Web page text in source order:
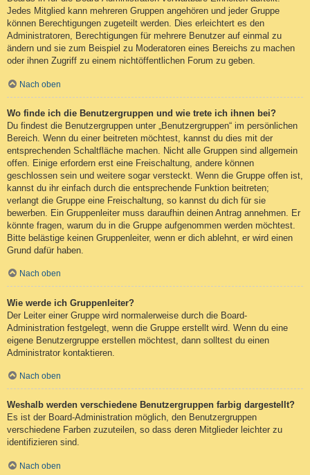
Jedes Mitglied kann mehreren Gruppen angehören und jeder Gruppe
können Berechtigungen zugeteilt werden. Dies erleichtert es den
Administratoren, Berechtigungen für mehrere Benutzer auf einmal zu
ändern und sie zum Beispiel zu Moderatoren eines Bereichs zu machen
oder ihnen Zugriff zu einem nichtöffentlichen Forum zu geben.
Nach oben
Wo finde ich die Benutzergruppen und wie trete ich ihnen bei?
Du findest die Benutzergruppen unter „Benutzergruppen“ im persönlichen
Bereich. Wenn du einer beitreten möchtest, kannst du dies mit der
entsprechenden Schaltfläche machen. Nicht alle Gruppen sind allgemein
offen. Einige erfordern erst eine Freischaltung, andere können
geschlossen sein und weitere sogar versteckt. Wenn die Gruppe offen ist,
kannst du ihr einfach durch die entsprechende Funktion beitreten;
verlangt die Gruppe eine Freischaltung, so kannst du dich für sie
bewerben. Ein Gruppenleiter muss daraufhin deinen Antrag annehmen. Er
könnte fragen, warum du in die Gruppe aufgenommen werden möchtest.
Bitte belästige keinen Gruppenleiter, wenn er dich ablehnt, er wird einen
Grund dafür haben.
Nach oben
Wie werde ich Gruppenleiter?
Der Leiter einer Gruppe wird normalerweise durch die Board-
Administration festgelegt, wenn die Gruppe erstellt wird. Wenn du eine
eigene Benutzergruppe erstellen möchtest, dann solltest du einen
Administrator kontaktieren.
Nach oben
Weshalb werden verschiedene Benutzergruppen farbig dargestellt?
Es ist der Board-Administration möglich, den Benutzergruppen
verschiedene Farben zuzuteilen, so dass deren Mitglieder leichter zu
identifizieren sind.
Nach oben